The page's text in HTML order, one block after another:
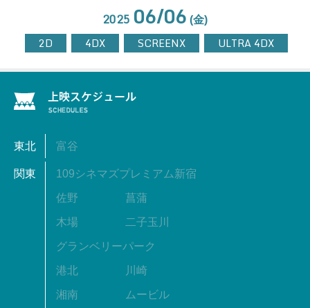
2025 06/06 (金)
2D 4DX SCREENX ULTRA 4DX
東北 富谷
関東 109シネマズプレミアム新宿
佐野 菖蒲
木場 二子玉川
グランベリーパーク
港北 川崎
湘南 ムービル